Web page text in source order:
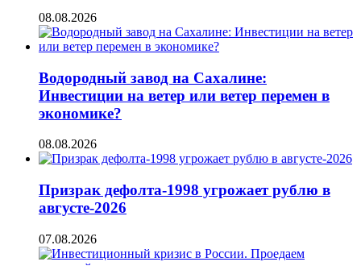
08.08.2026
Водородный завод на Сахалине:
Инвестиции на ветер или ветер перемен в
экономике?
08.08.2026
Призрак дефолта-1998 угрожает рублю в
августе-2026
07.08.2026